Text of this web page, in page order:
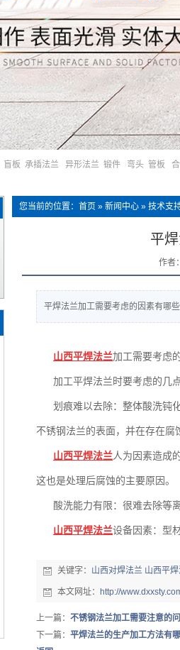
盲板 承插法兰 异形法兰 锻件 弯头 管板
您当前的位置： 首页 » 新闻中心 » 技术支
平
作者
平焊法兰加工需要考虑的因素有哪
山西平焊法兰加工需要考虑
加工平焊法兰时要考虑的几点
划痕难以去除：整体酸洗钝
不锈钢法兰的表面，并在存在腐
山西平焊法兰人为因素造成
这也是处理后腐蚀的主要原因。
酸洗能力有限：很难去除等
山西平焊法兰设备因素：型
关键字： 山西对焊法兰 山西平
本文网址： http://
上一篇： 不锈钢法兰加工需要注意的
下一篇： 平焊法兰的生产加工方法有